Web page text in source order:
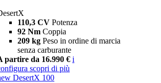
110,3 CV Potenza
92 Nm Coppia
209 kg Peso in ordine di marcia
senza carburante
partire da 16.990 € i
scopri di più
DesertX 100